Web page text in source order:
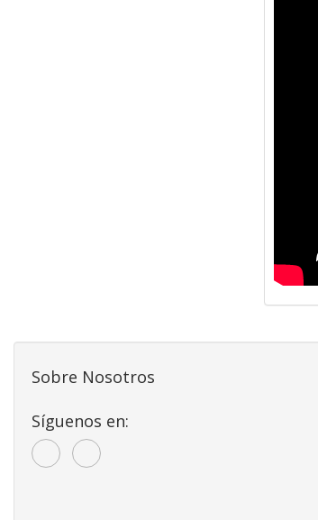
Sobre Nosotros
Síguenos en: